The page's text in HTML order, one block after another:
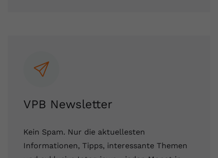
VPB Newsletter
Kein Spam. Nur die aktuellesten
Informationen, Tipps, interessante Themen